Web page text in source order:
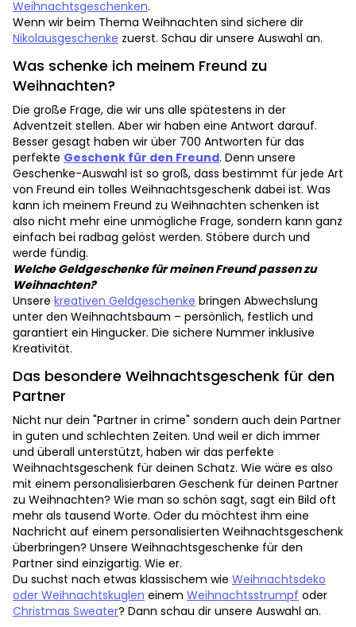
Weihnachtsgeschenken.
Wenn wir beim Thema Weihnachten sind sichere dir
Nikolausgeschenke zuerst. Schau dir unsere Auswahl an.
Was schenke ich meinem Freund zu
Weihnachten?
Die große Frage, die wir uns alle spätestens in der
Adventzeit stellen. Aber wir haben eine Antwort darauf.
Besser gesagt haben wir über 700 Antworten für das
perfekte Geschenk für den Freund. Denn unsere
Geschenke-Auswahl ist so groß, dass bestimmt für jede Art
von Freund ein tolles Weihnachtsgeschenk dabei ist. Was
kann ich meinem Freund zu Weihnachten schenken ist
also nicht mehr eine unmögliche Frage, sondern kann ganz
einfach bei radbag gelöst werden. Stöbere durch und
werde fündig.
Welche Geldgeschenke für meinen Freund passen zu
Weihnachten?
Unsere kreativen Geldgeschenke bringen Abwechslung
unter den Weihnachtsbaum – persönlich, festlich und
garantiert ein Hingucker. Die sichere Nummer inklusive
Kreativität.
Das besondere Weihnachtsgeschenk für den
Partner
Nicht nur dein "Partner in crime" sondern auch dein Partner
in guten und schlechten Zeiten. Und weil er dich immer
und überall unterstützt, haben wir das perfekte
Weihnachtsgeschenk für deinen Schatz. Wie wäre es also
mit einem personalisierbaren Geschenk für deinen Partner
zu Weihnachten? Wie man so schön sagt, sagt ein Bild oft
mehr als tausend Worte. Oder du möchtest ihm eine
Nachricht auf einem personalisierten Weihnachtsgeschenk
überbringen? Unsere Weihnachtsgeschenke für den
Partner sind einzigartig. Wie er.
Du suchst nach etwas klassischem wie Weihnachtsdeko
oder Weihnachtskuglen einem Weihnachtsstrumpf oder
Christmas Sweater? Dann schau dir unsere Auswahl an.